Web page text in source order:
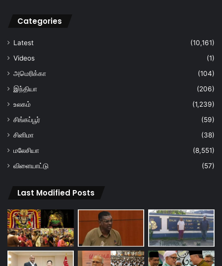
Categories
Latest
(10,161)
Videos
(1)
அமெரிக்கா
(104)
இந்தியா
(206)
உலகம்
(1,239)
சிங்கப்பூர்
(59)
சினிமா
(38)
மலேசியா
(8,551)
விளையாட்டு
(57)
Last Modified Posts